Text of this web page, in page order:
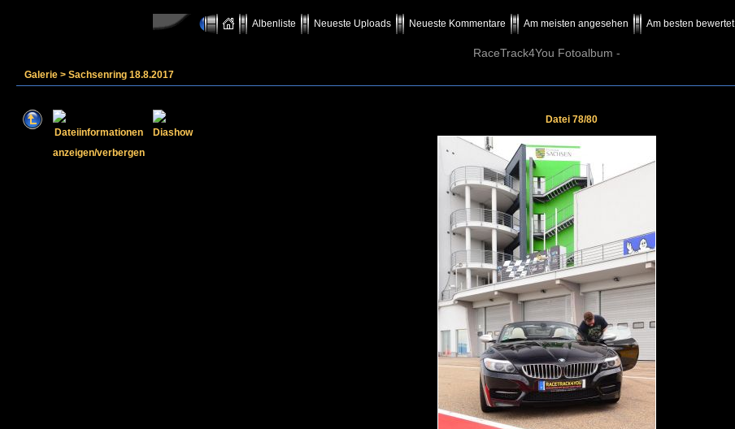
Albenliste Neueste Uploads Neueste Kommentare Am meisten angesehen Am besten bewertet
RaceTrack4You Fotoalbum -
Galerie > Sachsenring 18.8.2017
Datei 78/80